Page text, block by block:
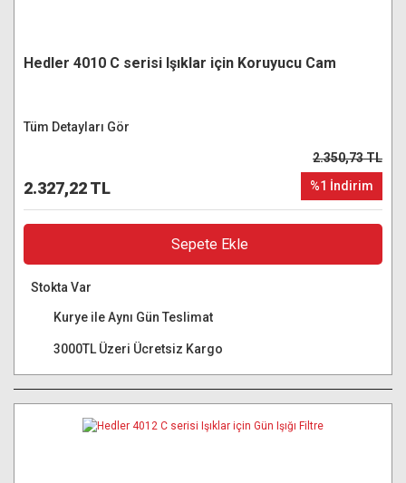
Hedler 4010 C serisi Işıklar için Koruyucu Cam
Tüm Detayları Gör
2.327,22 TL
2.350,73 TL
%1 İndirim
Sepete Ekle
Stokta Var
Kurye ile Aynı Gün Teslimat
3000TL Üzeri Ücretsiz Kargo